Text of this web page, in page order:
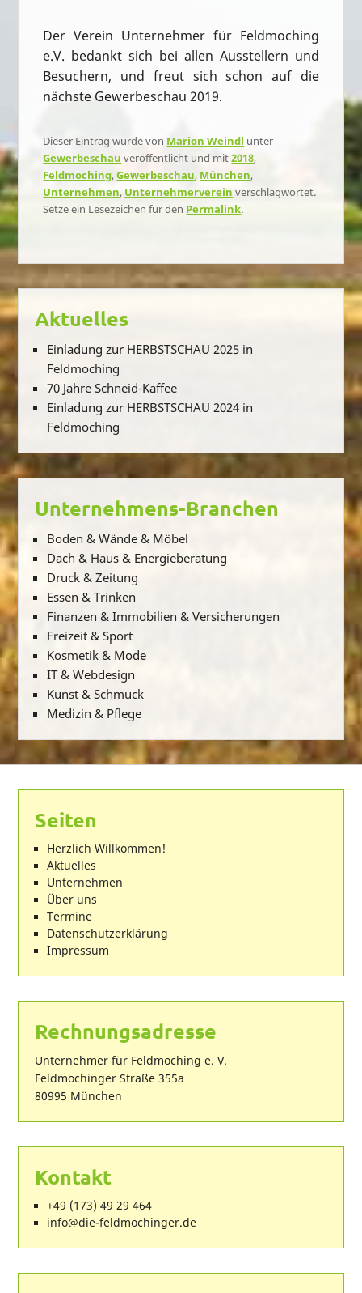
Der Verein Unternehmer für Feldmoching
e.V. bedankt sich bei allen Ausstellern und
Besuchern, und freut sich schon auf die
nächste Gewerbeschau 2019.
Dieser Eintrag wurde von Marion Weindl unter
Gewerbeschau veröffentlicht und mit2018,
Feldmoching,Gewerbeschau, München,
Unternehmen, Unternehmerverein verschlagwortet.
Setze ein Lesezeichen für den Permalink.
Aktuelles
Einladung zur HERBSTSCHAU 2025 in
Feldmoching
70 Jahre Schneid-Kaffee
Einladung zur HERBSTSCHAU 2024 in
Feldmoching
Unternehmens-Branchen
Boden & Wände & Möbel
Dach & Haus & Energieberatung
Druck & Zeitung
Essen & Trinken
Finanzen & Immobilien & Versicherungen
Freizeit & Sport
Kosmetik & Mode
IT & Webdesign
Kunst & Schmuck
Medizin & Pflege
Seiten
Herzlich Willkommen!
Aktuelles
Unternehmen
Über uns
Termine
Datenschutzerklärung
Impressum
Rechnungsadresse
Unternehmer für Feldmoching e. V.
Feldmochinger Straße 355a
80995 München
Kontakt
+49 (173) 49 29 464
ed.regnihcomdlef-eid@ofni